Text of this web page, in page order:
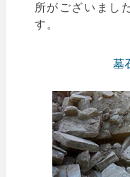
所がございまし
す。
墓